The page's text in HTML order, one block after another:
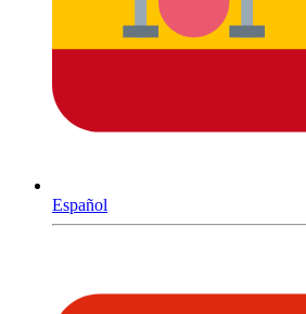
Español